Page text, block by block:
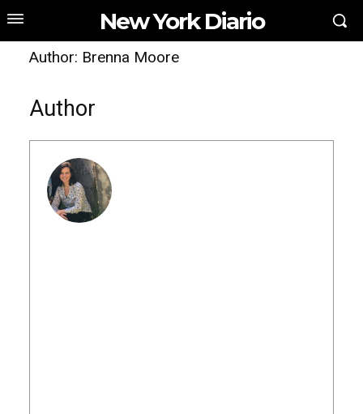
New York Diario
Author: Brenna Moore
Author